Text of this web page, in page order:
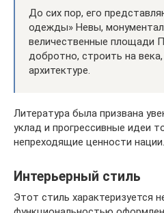
До сих пор, его
одежды» Невы,
величественные площади
добротно, строить на
архитектуре.
Литература была призвана
уклад и прогрессивные идеи
непреходящие ценности нации.
Интерьерный стиль
Этот стиль характеризуется